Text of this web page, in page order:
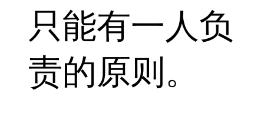
只能有一人负
责的原则。